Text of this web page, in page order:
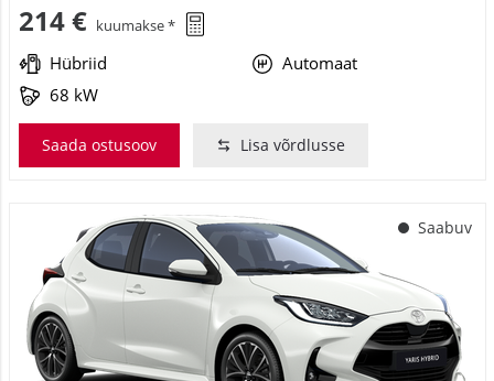
214 € kuumakse *
Hübriid
Automaat
68 kW
Saada ostusoov Lisa võrdlusse
Saabuv